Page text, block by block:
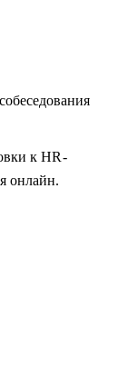
ваших
к HR-
онлайн.